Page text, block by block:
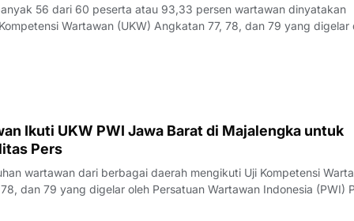
56 dari 60 peserta atau 93,33 persen wartawan dinyatakan
Wartawan (UKW) Angkatan 77, 78, dan 79 yang digelar
Juli 2026.Penguji UKW, Rita, menyampaikan hasil evaluasi akhir
Ikuti UKW PWI Jawa Barat di Majalengka untuk
Pers
wartawan dari berbagai daerah mengikuti Uji Kompetensi
dan 79 yang digelar oleh Persatuan Wartawan Indonesia (PWI)
Rabu (22/7/2026).Pelaksana Tugas (Plt) Ketua PWI Jawa